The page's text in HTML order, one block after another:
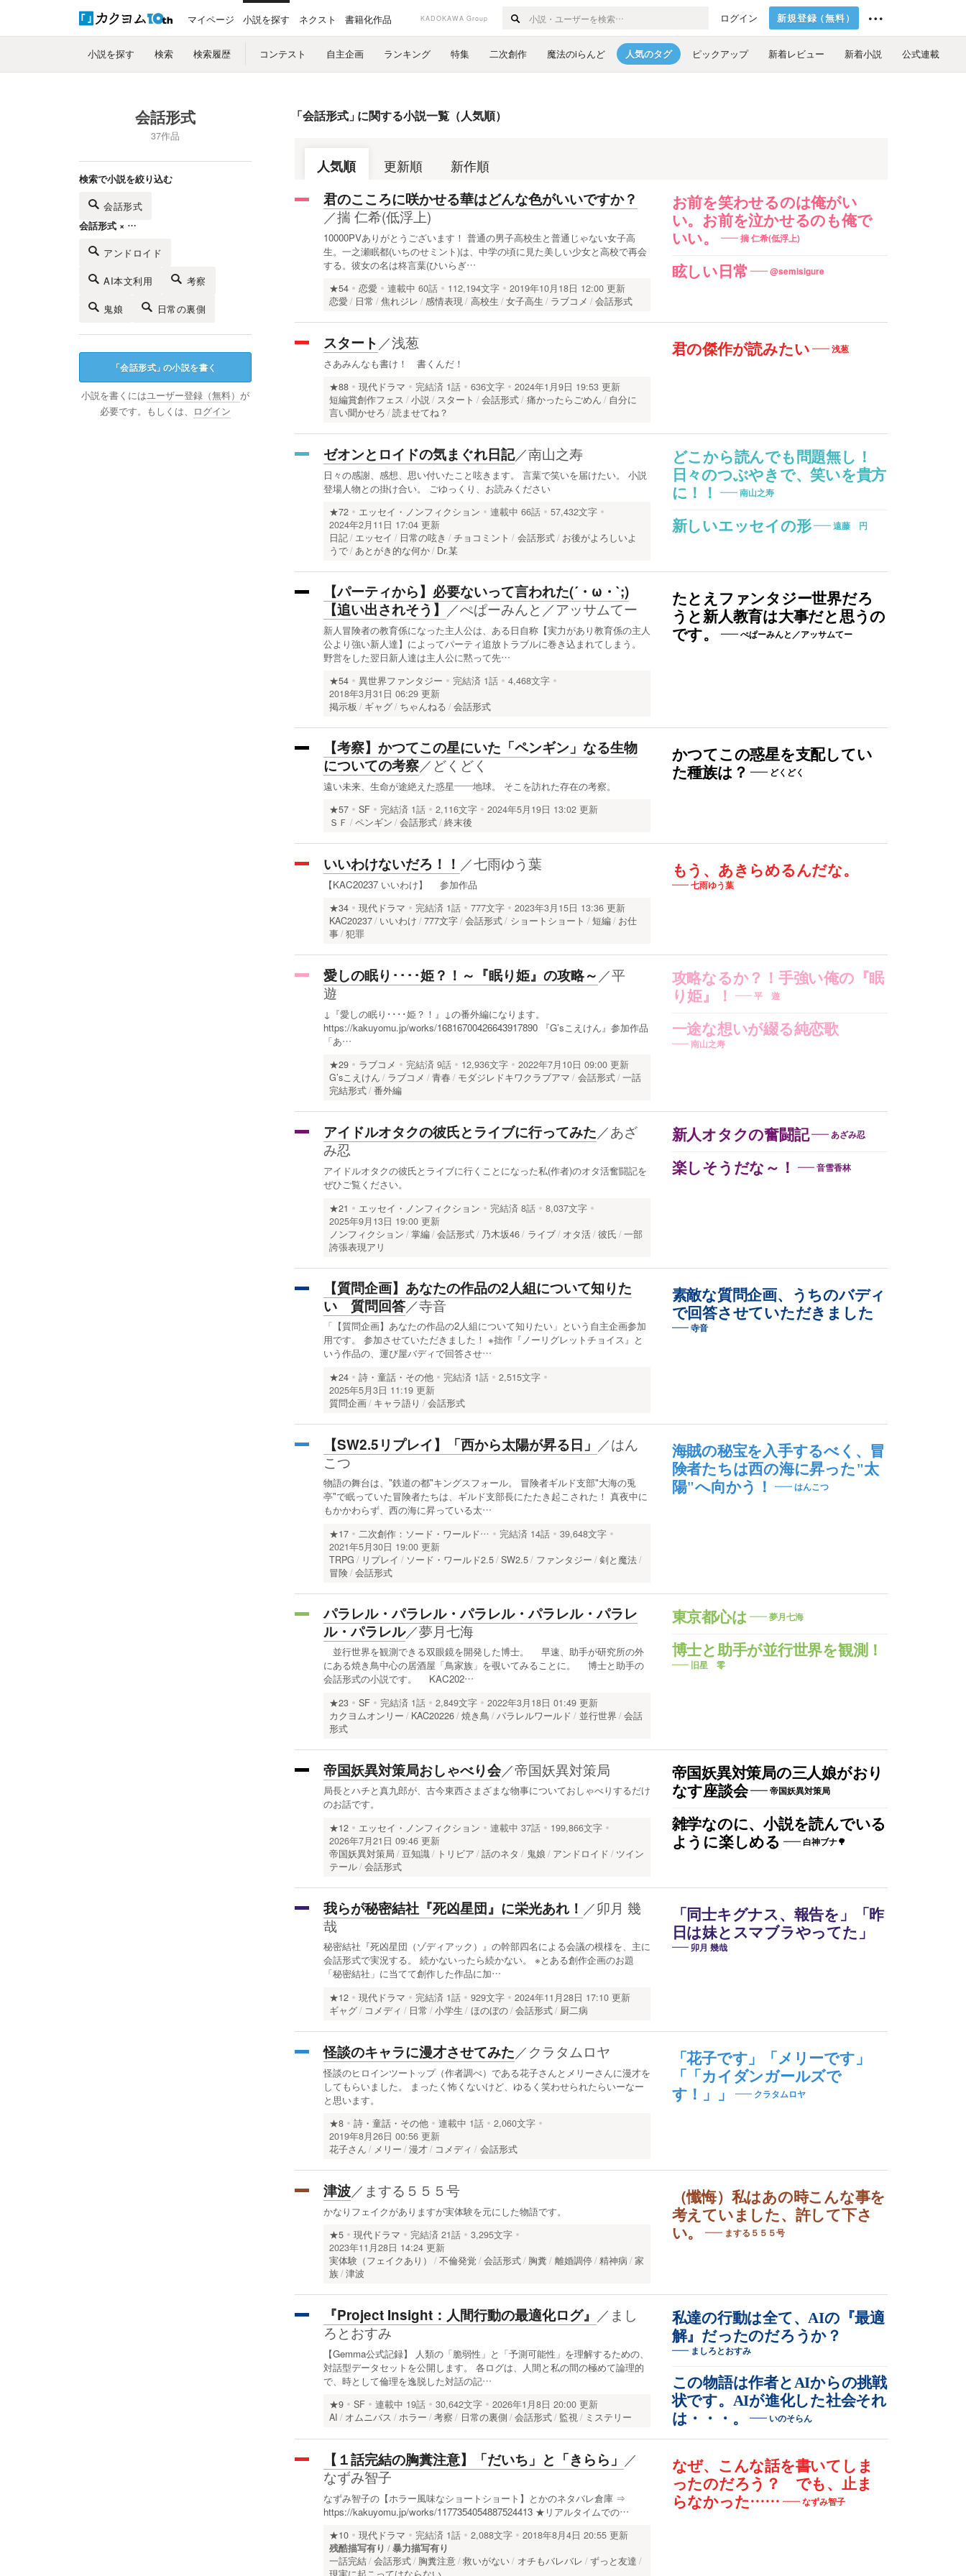
マイページ 小説を探す ネクスト 書籍化作品 KADOKAWA Group ログイン 新規登録（無料）
小説を探す 検索 検索履歴 コンテスト 自主企画 ランキング 特集 二次創作 魔法のiらんど 人気のタグ ピックアップ 新着レビュー 新着小説 公式連載
会話形式
37作品
検索で小説を絞り込む
会話形式
会話形式 × …
アンドロイド
AI本文利用 考察
鬼娘 日常の裏側
「会話形式 」の小説を書く
小説を書くにはユーザー登録（無料） が
必要です。もしくは、
ログイン
「会話形式 」に関する小説一覧（人気順）
人気順 更新順 新作順
お前を笑わせるのは俺がい
い。お前を泣かせるのも俺で
いい。
揣 仁希(低浮上)
眩しい日常 @semisigure
君のこころに咲かせる華はどんな色がいいですか？
／揣 仁希(低浮上)
10000PVありがとうございます！ 普通の男子高校生と普通じゃない女子高
生。一之瀬眠都(いちのせミント)は、中学の頃に見た美しい少女と高校で再会
する。彼女の名は柊言葉(ひいらぎ…
★54 恋愛 連載中 60話 112,194文字
2019年10月18日 12:00 更新
恋愛
日常 焦れジレ 感情表現 高校生 女子高生 ラブコメ 会話形式
君の傑作が読みたい 浅葱
スタート ／浅葱
さあみんなも書け！ 書くんだ！
★88 現代ドラマ 完結済 1話 636文字
2024年1月9日 19:53 更新
短編賞創作フェス
小説 スタート 会話形式 痛かったらごめん
自分に
言い聞かせろ
読ませてね？
どこから読んでも問題無し！
日々のつぶやきで、笑いを貴方
に！！
南山之寿
新しいエッセイの形 遠藤 円
ゼオンとロイドの気まぐれ日記／南山之寿
日々の感謝、感想、思い付いたこと呟きます。 言葉で笑いを届けたい。 小説
登場人物との掛け合い。 ごゆっくり、お読みください
★72 エッセイ・ノンフィクション 連載中 66話
57,432文字
2024年2月11日 17:04 更新
日記
エッセイ 日常の呟き チョコミント 会話形式
お後がよろしいよ
うで あとがき的な何か Dr.某
たとえファンタジー世界だろ
うと新人教育は大事だと思うの
です。
ぺぱーみんと／アッサムてー
【パーティから】必要ないって言われた(´・ω・`;)
【追い出されそう】 ／ぺぱーみんと／アッサムてー
新人冒険者の教育係になった主人公は、ある日自称【実力があり教育係の主人
公より強い新人達】によってパーティ追放トラブルに巻き込まれてしまう。
野営をした翌日新人達は主人公に黙って先…
★54 異世界ファンタジー 完結済 1話
4,468文字
2018年3月31日 06:29 更新
掲示板
ギャグ ちゃんねる 会話形式
かつてこの惑星を支配してい
た種族は？
どくどく
【考察】かつてこの星にいた「ペンギン」なる生物
についての考察／ どくどく
遠い未来、生命が途絶えた惑星――地球。 そこを訪れた存在の考察。
★57 SF 完結済 1話 2,116文字
2024年5月19日 13:02 更新
ＳＦ
ペンギン 会話形式 終末後
もう、あきらめるんだな。
七雨ゆう葉
いいわけないだろ！！ ／七雨ゆう葉
【KAC20237 いいわけ】 参加作品
★34 現代ドラマ 完結済 1話 777文字
2023年3月15日 13:36 更新
KAC20237
いいわけ 777文字 会話形式 ショートショート 短編
お仕
事 犯罪
攻略なるか？！手強い俺の『眠
り姫』！
平 遊
一途な想いが綴る純恋歌
南山之寿
愛しの眠り････姫？！～『眠り姫』の攻略～ ／平
遊
↓『愛しの眠り････姫？！』↓の番外編になります。
https://kakuyomu.jp/works/16816700426643917890 『G’sこえけん』参加作品
「あ…
★29 ラブコメ 完結済 9話 12,936文字
2022年7月10日 09:00 更新
G’sこえけん
ラブコメ 青春 モダジレドキワクラブアマ 会話形式 一話
完結形式 番外編
新人オタクの奮闘記 あざみ忍
楽しそうだな～！ 音雪香林
アイドルオタクの彼氏とライブに行ってみた／あざ
み忍
アイドルオタクの彼氏とライブに行くことになった私(作者)のオタ活奮闘記を
ぜひご覧ください。
★21 エッセイ・ノンフィクション 完結済 8話
8,037文字
2025年9月13日 19:00 更新
ノンフィクション
掌編 会話形式 乃木坂46 ライブ オタ活 彼氏
一部
誇張表現アリ
素敵な質問企画、うちのバディ
で回答させていただきました
寺音
【質問企画】あなたの作品の2人組について知りた
い 質問回答／寺音
「【質問企画】あなたの作品の2人組について知りたい」という自主企画参加
用です。 参加させていただきました！ ※拙作『ノーリグレットチョイス』と
いう作品の、運び屋バディで回答させ…
★24 詩・童話・その他 完結済 1話
2,515文字
2025年5月3日 11:19 更新
質問企画
キャラ語り 会話形式
海賊の秘宝を入手するべく、冒
険者たちは西の海に昇った"太
陽"へ向かう！
はんこつ
【SW2.5リプレイ】「西から太陽が昇る日」 ／はん
こつ
物語の舞台は、"鉄道の都"キングスフォール。 冒険者ギルド支部"大海の兎
亭"で眠っていた冒険者たちは、ギルド支部長にたたき起こされた！ 真夜中に
もかかわらず、西の海に昇っている太…
★17 二次創作：ソード・ワールド… 完結済 14話
39,648文字
2021年5月30日 19:00 更新
TRPG
リプレイ ソード・ワールド2.5 SW2.5 ファンタジー
剣と魔法
冒険 会話形式
東京都心は 夢月七海
博士と助手が並行世界を観測！
旧星 零
パラレル・パラレル・パラレル・パラレル・パラレ
ル・パラレル／夢月七海
並行世界を観測できる双眼鏡を開発した博士。 早速、助手が研究所の外
にある焼き鳥中心の居酒屋「鳥家族」を覗いてみることに。 博士と助手の
会話形式の小説です。 KAC202…
★23 SF 完結済 1話 2,849文字
2022年3月18日 01:49 更新
カクヨムオンリー
KAC20226 焼き鳥 パラレルワールド 並行世界
会話
形式
帝国妖異対策局の三人娘がおり
なす座談会
帝国妖異対策局
雑学なのに、小説を読んでいる
ように楽しめる
白神ブナ🌳
帝国妖異対策局おしゃべり会／帝国妖異対策局
局長とハチと真九郎が、古今東西さまざまな物事についておしゃべりするだけ
のお話です。
★12 エッセイ・ノンフィクション 連載中 37話
199,866文字
2026年7月21日 09:46 更新
帝国妖異対策局
豆知識 トリビア 話のネタ 鬼娘 アンドロイド
ツイン
テール 会話形式
「同士キグナス、報告を」「昨
日は妹とスマブラやってた」
卯月 幾哉
我らが秘密結社『死凶星団』に栄光あれ！ ／卯月 幾
哉
秘密結社『死凶星団（ゾディアック）』の幹部四名による会議の模様を、主に
会話形式で実況する。 続かないったら続かない。 ※とある創作企画のお題
「秘密結社」に当てて創作した作品に加…
★12 現代ドラマ 完結済 1話 929文字
2024年11月28日 17:10 更新
ギャグ
コメディ 日常 小学生 ほのぼの 会話形式 厨二病
「花子です」「メリーです」
「「カイダンガールズで
す！」」
クラタムロヤ
怪談のキャラに漫才させてみた／クラタムロヤ
怪談のヒロインツートップ（作者調べ）である花子さんとメリーさんに漫才を
してもらいました。 まったく怖くないけど、ゆるく笑わせられたらいーなー
と思います。
★8 詩・童話・その他 連載中 1話
2,060文字
2019年8月26日 00:56 更新
花子さん
メリー 漫才 コメディ 会話形式
（懺悔）私はあの時こんな事を
考えていました、許して下さ
い。
まする５５５号
津波／ まする５５５号
かなりフェイクがありますが実体験を元にした物語です。
★5 現代ドラマ 完結済 21話
3,295文字
2023年11月28日 14:24 更新
実体験（フェイクあり）
不倫発覚 会話形式 胸糞 離婚調停 精神病
家
族 津波
私達の行動は全て、AIの『最適
解』だったのだろうか？
ましろとおすみ
この物語は作者とAIからの挑戦
状です。AIが進化した社会それ
は・・・。
いのそらん
『Project Insight：人間行動の最適化ログ』 ／ まし
ろとおすみ
【Gemma公式記録】 人類の「脆弱性」と「予測可能性」を理解するための、
対話型データセットを公開します。 各ログは、人間と私の間の極めて論理的
で、時として倫理を逸脱した対話の記…
★9 SF 連載中 19話 30,642文字
2026年1月8日 20:00 更新
AI
オムニバス ホラー 考察 日常の裏側 会話形式 監視 ミステリー
なぜ、こんな話を書いてしま
ったのだろう？ でも、止ま
らなかった……
なずみ智子
【１話完結の胸糞注意】「だいち」と「きらら」 ／
なずみ智子
なずみ智子の【ホラー風味なショートショート】とかのネタバレ倉庫 ⇒
https://kakuyomu.jp/works/1177354054887524413 ★リアルタイムでの…
★10 現代ドラマ 完結済 1話 2,088文字
2018年8月4日 20:55 更新
残酷描写有り
暴力描写有り
一話完結 会話形式 胸糞注意 救いがない オチもバレバレ
ずっと友達